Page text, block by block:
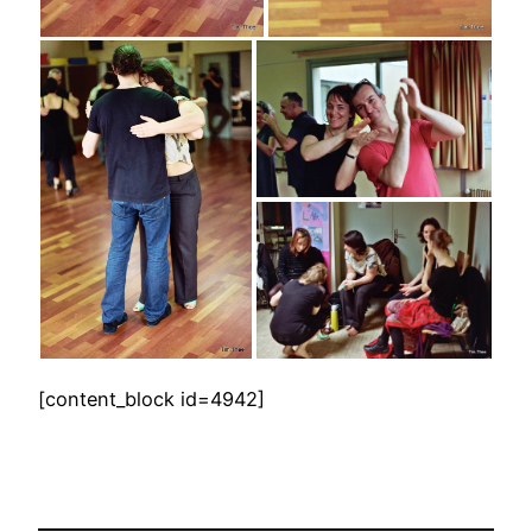
[content_block id=4942]